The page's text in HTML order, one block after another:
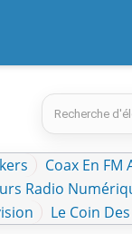
Coax En
Radio
Le Coin